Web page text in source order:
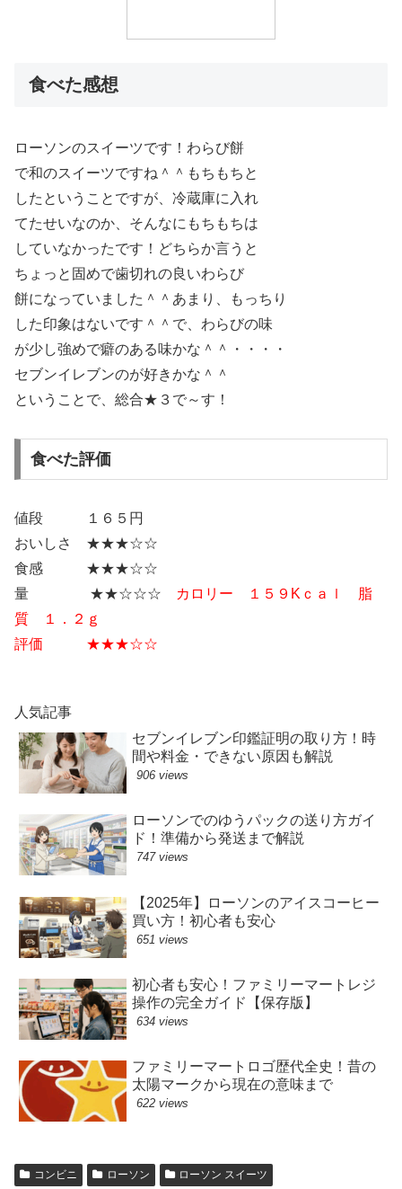
食べた感想
ローソンのスイーツです！わらび餅
で和のスイーツですね＾＾もちもちと
したということですが、冷蔵庫に入れ
てたせいなのか、そんなにもちもちは
していなかったです！どちらか言うと
ちょっと固めで歯切れの良いわらび
餅になっていました＾＾あまり、もっちり
した印象はないです＾＾で、わらびの味
が少し強めで癖のある味かな＾＾・・・・
セブンイレブンのが好きかな＾＾
ということで、総合★３で～す！
食べた評価
値段 １６５円
おいしさ ★★★☆☆
食感 ★★★☆☆
量 ★★☆☆☆
カロリー １５９Kｃａｌ 脂
質 １．２ｇ
評価 ★★★☆☆
人気記事
セブンイレブン印鑑証明の取り方！時
間や料金・できない原因も解説
906 views
ローソンでのゆうパックの送り方ガイ
ド！準備から発送まで解説
747 views
【2025年】ローソンのアイスコーヒー
買い方！初心者も安心
651 views
初心者も安心！ファミリーマートレジ
操作の完全ガイド【保存版】
634 views
ファミリーマートロゴ歴代全史！昔の
太陽マークから現在の意味まで
622 views
コンビニ ローソン ローソン スイーツ